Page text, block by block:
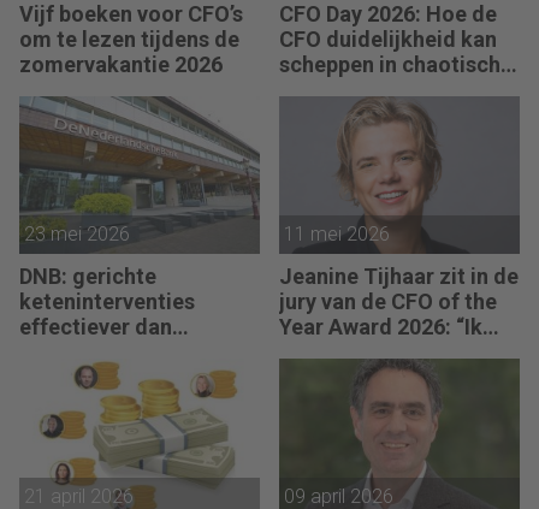
Vijf boeken voor CFO’s
om te lezen tijdens de
zomervakantie 2026
CFO Day 2026: Hoe de
CFO duidelijkheid kan
scheppen in chaotische
23 mei 2026
DNB: gerichte
keteninterventies
effectiever dan
inflatieschokken
11 mei 2026
Jeanine Tijhaar zit in de
jury van de CFO of the
Year Award 2026: “Ik
combineren met
mensgericht
leiderschap.”
21 april 2026 09 april 2026